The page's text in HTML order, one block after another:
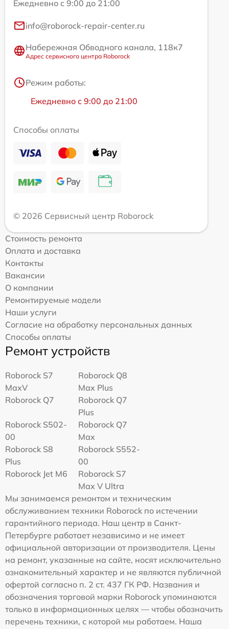
Ежедневно с 9:00 до 21:00
info@roborock-repair-center.ru
Набережная Обводного канала, 118к7
Адрес сервисного центра Roborock
Режим работы:
Ежедневно с 9:00 до 21:00
Способы оплаты
© 2026 Сервисный центр Roborock
Стоимость ремонта
Оплата и доставка
Контакты
Вакансии
О компании
Ремонтируемые модели
Наши услуги
Согласие на обработку персональных данных
Способы оплаты
Ремонт устройств
Roborock S7
MaxV
Roborock Q8
Max Plus
Roborock Q7
Roborock Q7
Plus
Roborock S502-
00
Roborock Q7
Max
Roborock S8
Plus
Roborock S552-
00
Roborock Jet M6
Roborock S7
Max V Ultra
Мы занимаемся ремонтом и техническим
обслуживанием техники Roborock по истечении
гарантийного периода. Наш центр в Санкт-
Петербурге работает независимо и не имеет
официальной авторизации от производителя. Цены
на ремонт, указанные на сайте, носят исключительно
ознакомительный характер и не являются публичной
офертой согласно п. 2 ст. 437 ГК РФ. Названия и
обозначения торговой марки Roborock упоминаются
только в информационных целях — чтобы обозначить
перечень техники, с которой мы работаем. Наша